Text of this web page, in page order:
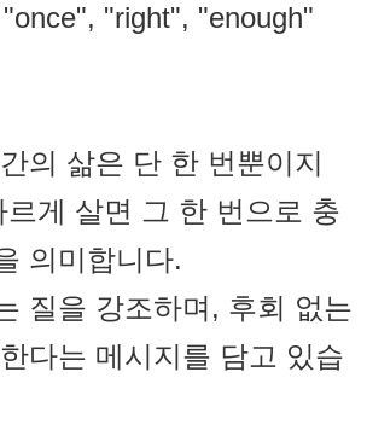
"right", "enough"
의 삶은 단 한 번뿐이지
게 살면 그 한 번으로 충
의미합니다.
질을 강조하며, 후회 없는
다는 메시지를 담고 있습